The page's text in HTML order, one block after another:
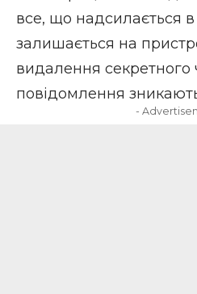
все, що надсилається в
залишається на
видалення секретного
повідомлення
-